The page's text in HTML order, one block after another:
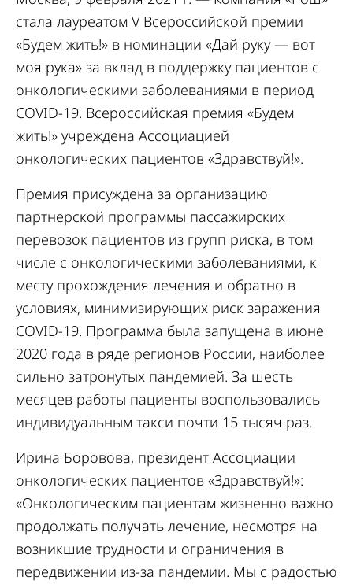
стала лауреатом V Всероссийской премии
«Будем жить!» в номинации «Дай руку — вот
моя рука» за вклад в поддержку пациентов с
онкологическими заболеваниями в период
COVID-19. Всероссийская премия «Будем
жить!» учреждена Ассоциацией
онкологических пациентов «Здравствуй!».
Премия присуждена за организацию
партнерской программы пассажирских
перевозок пациентов из групп риска, в том
числе с онкологическими заболеваниями, к
месту прохождения лечения и обратно в
условиях, минимизирующих риск заражения
COVID-19. Программа была запущена в июне
2020 года в ряде регионов России, наиболее
сильно затронутых пандемией. За шесть
месяцев работы пациенты воспользовались
индивидуальным такси почти 15 тысяч раз.
Ирина Боровова, президент Ассоциации
онкологических пациентов «Здравствуй!»:
«Онкологическим пациентам жизненно важно
продолжать получать лечение, несмотря на
возникшие трудности и ограничения в
передвижении из-за пандемии. Мы с радостью